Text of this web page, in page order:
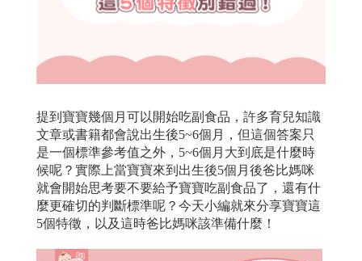
提到寶寶幾個月可以開始吃副食品，許多育兒知識
文章或書籍都會說出生後5~6個月，但這個答案只
是一個標準參考值之外，5~6個月大到底是什麼時
候呢？實際上當寶寶來到出生後5個月後爸比媽咪
就會開始思考要不要給予寶寶吃副食品了，還有什
麼更確切的判斷標準呢？今天小編就來分享寶寶這
5個特徵，以及這時爸比媽咪該準備什麼！